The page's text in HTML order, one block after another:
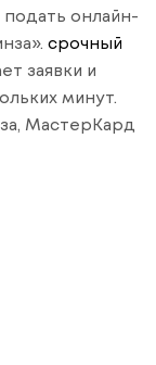
онлайн-
срочный
заявки и
минут.
МастерКард